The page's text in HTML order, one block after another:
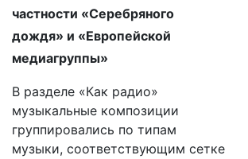
частности «Серебряного
дождя» и «Европейской
медиагруппы»
​В разделе «Как радио»
музыкальные композиции
группировались по типам
музыки, соответствующим сетке